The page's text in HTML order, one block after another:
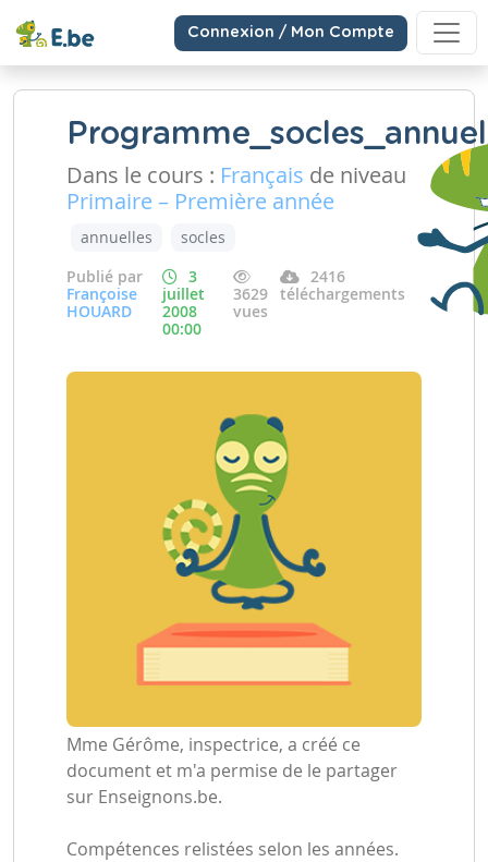
Connexion / Mon Compte
Programme_socles_annuel
Dans le cours : Français de niveau
Primaire – Première année
annuelles
socles
Publié par
Françoise
HOUARD
3
juillet
2008
00:00
3629
vues
2416
téléchargements
Mme Gérôme, inspectrice, a créé ce
document et m'a permise de le partager
sur Enseignons.be.
Compétences relistées selon les années.